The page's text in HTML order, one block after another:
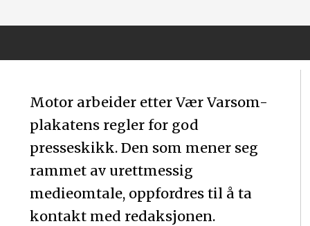
Motor arbeider etter Vær Varsom-
plakatens regler for god
presseskikk. Den som mener seg
rammet av urettmessig
medieomtale, oppfordres til å ta
kontakt med redaksjonen.